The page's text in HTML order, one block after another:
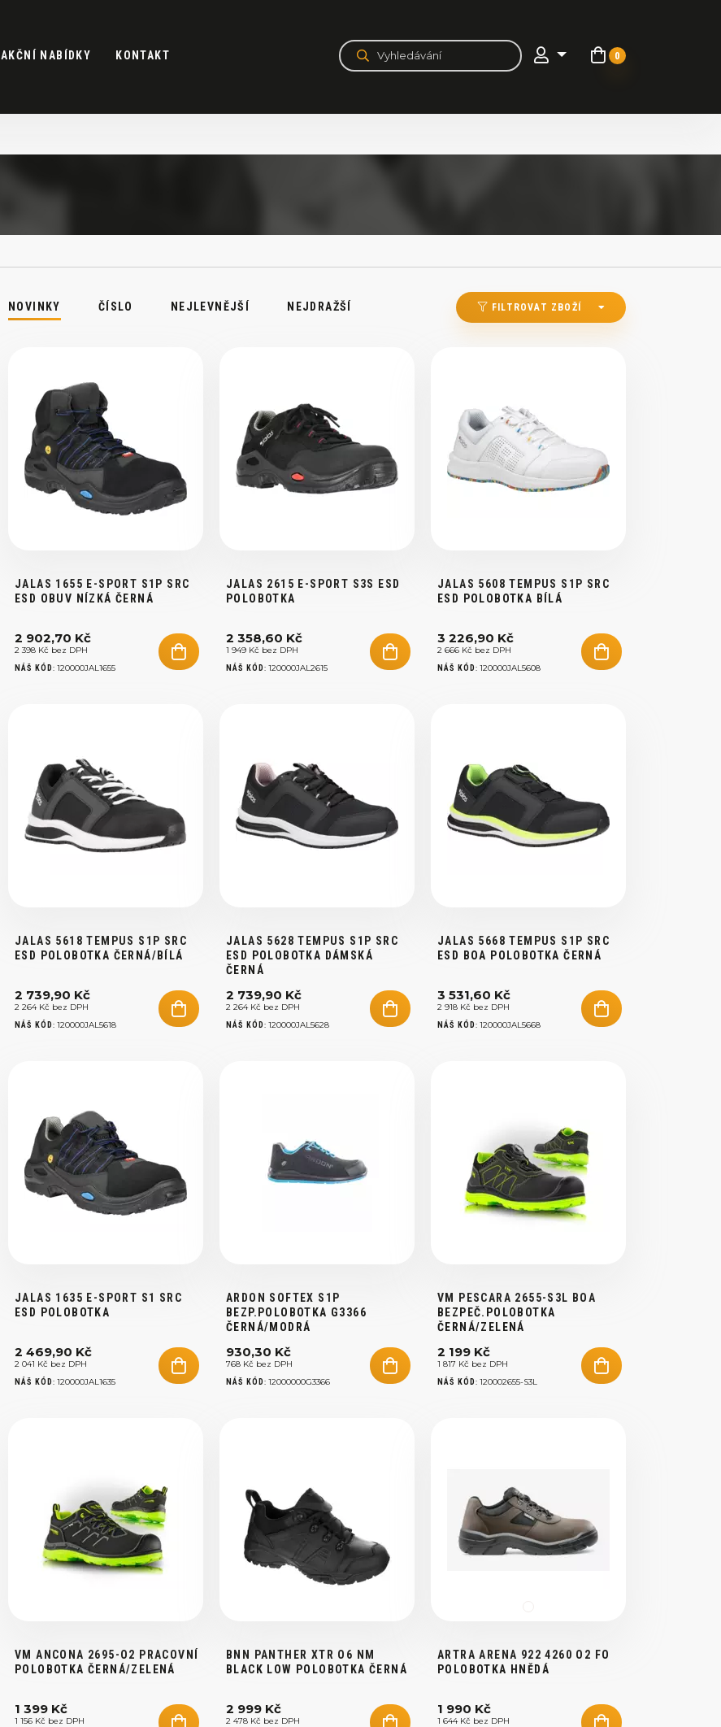
AKČNÍ NABÍDKY KONTAKT 0
NOVINKY ČÍSLO NEJLEVNĚJŠÍ NEJDRAŽŠÍ FILTROVAT ZBOŽÍ
JALAS 1655 E-SPORT S1P SRC
ESD OBUV NÍZKÁ ČERNÁ
2 902,70 Kč
2 398 Kč bez DPH
NÁŠ KÓD:120000JAL1655
JALAS 2615 E-SPORT S3S ESD
POLOBOTKA
2 358,60 Kč
1 949 Kč bez DPH
NÁŠ KÓD:120000JAL2615
JALAS 5608 TEMPUS S1P SRC
ESD POLOBOTKA BÍLÁ
3 226,90 Kč
2 666 Kč bez DPH
NÁŠ KÓD:120000JAL5608
JALAS 5618 TEMPUS S1P SRC
ESD POLOBOTKA ČERNÁ/BÍLÁ
2 739,90 Kč
2 264 Kč bez DPH
NÁŠ KÓD:120000JAL5618
JALAS 5628 TEMPUS S1P SRC
ESD POLOBOTKA DÁMSKÁ
ČERNÁ
2 739,90 Kč
2 264 Kč bez DPH
NÁŠ KÓD:120000JAL5628
JALAS 5668 TEMPUS S1P SRC
ESD BOA POLOBOTKA ČERNÁ
3 531,60 Kč
2 918 Kč bez DPH
NÁŠ KÓD:120000JAL5668
JALAS 1635 E-SPORT S1 SRC
ESD POLOBOTKA
2 469,90 Kč
2 041 Kč bez DPH
NÁŠ KÓD:120000JAL1635
ARDON SOFTEX S1P
BEZP.POLOBOTKA G3366
ČERNÁ/MODRÁ
930,30 Kč
768 Kč bez DPH
NÁŠ KÓD:12000000G3366
VM PESCARA 2655-S3L BOA
BEZPEČ.POLOBOTKA
ČERNÁ/ZELENÁ
2 199 Kč
1 817 Kč bez DPH
NÁŠ KÓD:120002655-S3L
VM ANCONA 2695-O2 PRACOVNÍ
POLOBOTKA ČERNÁ/ZELENÁ
1 399 Kč
1 156 Kč bez DPH
BNN PANTHER XTR O6 NM
BLACK LOW POLOBOTKA ČERNÁ
2 999 Kč
2 478 Kč bez DPH
ARTRA ARENA 922 4260 O2 FO
POLOBOTKA HNĚDÁ
1 990 Kč
1 644 Kč bez DPH